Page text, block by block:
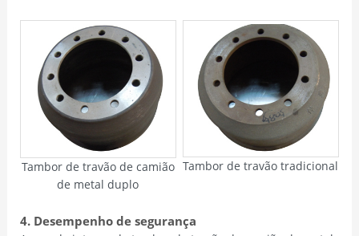
Tambor de travão de camião
de metal duplo
Tambor de travão tradicional
4. Desempenho de segurança